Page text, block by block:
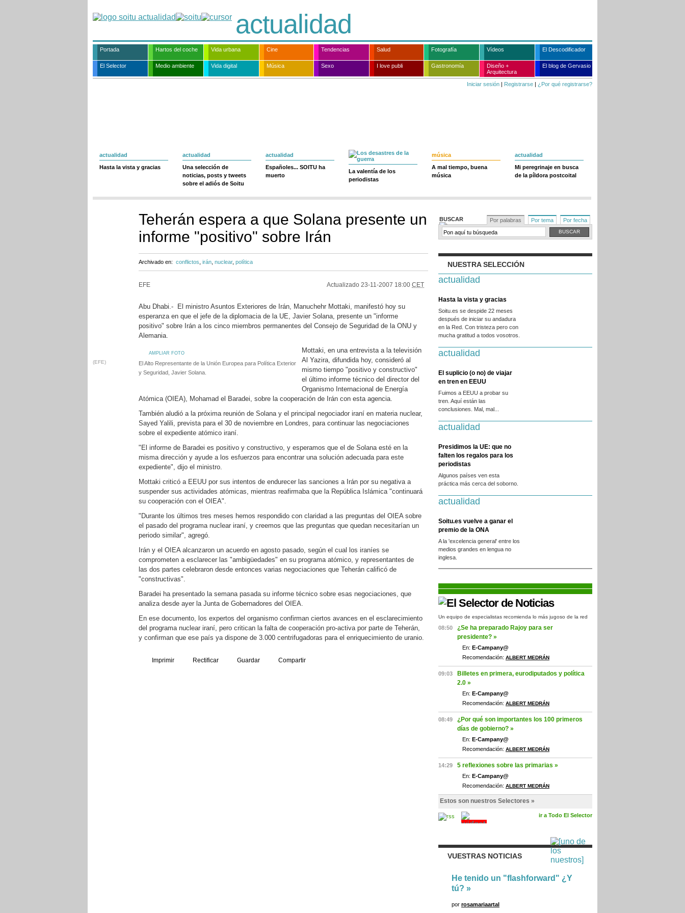
actualidad
Portada Hartos del coche Vida urbana Cine Tendencias Salud Fotografía Vídeos El Descodificador
El Selector Medio ambiente Vida digital Música Sexo I love publi Gastronomía
Diseño +
Arquitectura
El blog de Gervasio
Iniciar sesión | Registrarse | ¿Por qué registrarse?
actualidad
Hasta la vista y gracias
actualidad
Una selección de
noticias, posts y tweets
sobre el adiós de Soitu
actualidad
Españoles... SOITU ha
muerto
La valentía de los
periodistas
música
A mal tiempo, buena
música
actualidad
Mi peregrinaje en busca
de la píldora postcoital
Teherán espera a que Solana presente un
informe "positivo" sobre Irán
Archivado en: conflictos irán nuclear, política
EFE Actualizado 23-11-2007 18:00 CET
Abu Dhabi.- El ministro Asuntos Exteriores de Irán, Manuchehr Mottaki, manifestó hoy su
esperanza en que el jefe de la diplomacia de la UE, Javier Solana, presente un "informe
positivo" sobre Irán a los cinco miembros permanentes del Consejo de Seguridad de la ONU y
Alemania.
AMPLIAR FOTO
(EFE)
El Alto Representante de la Unión Europea para Política Exterior
y Seguridad, Javier Solana.
Mottaki, en una entrevista a la televisión
Al Yazira, difundida hoy, consideró al
mismo tiempo "positivo y constructivo"
el último informe técnico del director del
Organismo Internacional de Energía
Atómica (OIEA), Mohamad el Baradei, sobre la cooperación de Irán con esta agencia.
También aludió a la próxima reunión de Solana y el principal negociador iraní en materia nuclear,
Sayed Yalili, prevista para el 30 de noviembre en Londres, para continuar las negociaciones
sobre el expediente atómico iraní.
"El informe de Baradei es positivo y constructivo, y esperamos que el de Solana esté en la
misma dirección y ayude a los esfuerzos para encontrar una solución adecuada para este
expediente", dijo el ministro.
Mottaki criticó a EEUU por sus intentos de endurecer las sanciones a Irán por su negativa a
suspender sus actividades atómicas, mientras reafirmaba que la República Islámica "continuará
su cooperación con el OIEA".
"Durante los últimos tres meses hemos respondido con claridad a las preguntas del OIEA sobre
el pasado del programa nuclear iraní, y creemos que las preguntas que quedan necesitarían un
periodo similar", agregó.
Irán y el OIEA alcanzaron un acuerdo en agosto pasado, según el cual los iraníes se
comprometen a esclarecer las "ambigüedades" en su programa atómico, y representantes de
las dos partes celebraron desde entonces varias negociaciones que Teherán calificó de
"constructivas".
Baradei ha presentado la semana pasada su informe técnico sobre esas negociaciones, que
analiza desde ayer la Junta de Gobernadores del OIEA.
En ese documento, los expertos del organismo confirman ciertos avances en el esclarecimiento
del programa nuclear iraní, pero critican la falta de cooperación pro-activa por parte de Teherán,
y confirman que ese país ya dispone de 3.000 centrifugadoras para el enriquecimiento de uranio.
Imprimir Rectificar Guardar Compartir
BUSCAR Por palabras Por tema Por fecha
NUESTRA SELECCIÓN
actualidad
Hasta la vista y gracias
Soitu.es se despide 22 meses
después de iniciar su andadura
en la Red. Con tristeza pero con
mucha gratitud a todos vosotros.
actualidad
El suplicio (o no) de viajar
en tren en EEUU
Fuimos a EEUU a probar su
tren. Aquí están las
conclusiones. Mal, mal...
actualidad
Presidimos la UE: que no
falten los regalos para los
periodistas
Algunos países ven esta
práctica más cerca del soborno.
actualidad
Soitu.es vuelve a ganar el
premio de la ONA
A la 'excelencia general' entre los
medios grandes en lengua no
inglesa.
Un equipo de especialistas recomienda lo más jugoso de la red
08:50
¿Se ha preparado Rajoy para ser
presidente? »
En: E-Campany@
Recomendación: ALBERT MEDRÁN
09:03
Billetes en primera, eurodiputados y política
2.0 »
En: E-Campany@
Recomendación: ALBERT MEDRÁN
08:49
¿Por qué son importantes los 100 primeros
días de gobierno? »
En: E-Campany@
Recomendación: ALBERT MEDRÁN
14:29 5 reflexiones sobre las primarias »
En: E-Campany@
Recomendación: ALBERT MEDRÁN
Estos son nuestros Selectores »
ir a Todo El Selector
VUESTRAS NOTICIAS
He tenido un "flashforward" ¿Y
tú? »
por rosamariaartal